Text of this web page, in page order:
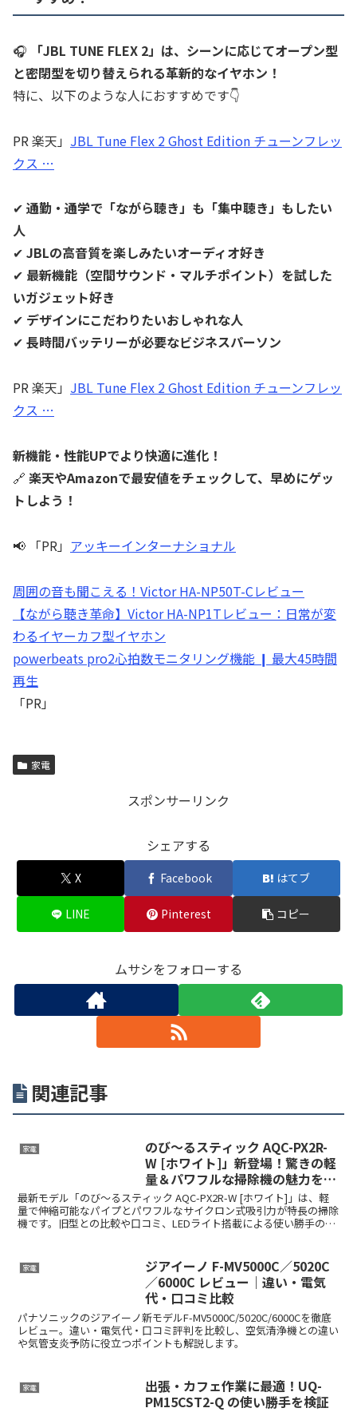
🎧
「JBL TUNE FLEX 2」は、シーンに応じてオープン型
と密閉型を切り替えられる革新的なイヤホン！
特に、以下のような人におすすめです👇
PR 楽天」 JBL Tune Flex 2 Ghost Edition チューンフレッ
クス …
✔ 通勤・通学で「ながら聴き」も「集中聴き」もしたい
人
✔ JBLの高音質を楽しみたいオーディオ好き
✔ 最新機能（空間サウンド・マルチポイント）を試した
いガジェット好き
✔ デザインにこだわりたいおしゃれな人
✔ 長時間バッテリーが必要なビジネスパーソン
PR 楽天」 JBL Tune Flex 2 Ghost Edition チューンフレッ
クス …
新機能・性能UPでより快適に進化！
🔗 楽天やAmazonで最安値をチェックして、早めにゲッ
トしよう！
📢 「PR」 アッキーインターナショナル
周囲の音も聞こえる！Victor HA-NP50T-Cレビュー
【ながら聴き革命】Victor HA-NP1Tレビュー：日常が変
わるイヤーカフ型イヤホン
powerbeats pro2心拍数モニタリング機能 ❙ 最大45時間
再生
「PR」
家電
スポンサーリンク
シェアする
X Facebook はてブ
LINE Pinterest コピー
ムサシをフォローする
関連記事
家電
のび～るスティック AQC-PX2R-
W [ホワイト]」新登場！驚きの軽
量＆パワフルな掃除機の魅力を徹
底レビュー
最新モデル「のび～るスティック AQC-PX2R-W [ホワイト]」は、軽
量で伸縮可能なパイプとパワフルなサイクロン式吸引力が特長の掃除
機です。旧型との比較や口コミ、LEDライト搭載による使い勝手の向
家電
ジアイーノ F-MV5000C／5020C
／6000C レビュー｜違い・電気
代・口コミ比較
パナソニックのジアイーノ新モデルF-MV5000C/5020C/6000Cを徹底
レビュー。違い・電気代・口コミ評判を比較し、空気清浄機との違い
や気管支炎予防に役立つポイントも解説します。
家電
出張・カフェ作業に最適！UQ-
PM15CST2-Q の使い勝手を検証